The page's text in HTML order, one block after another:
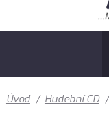
Úvod / Hudební CD /